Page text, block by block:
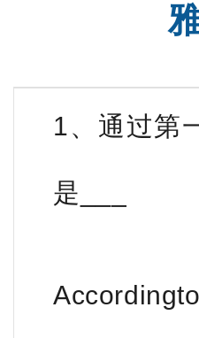
1、通过第
是___